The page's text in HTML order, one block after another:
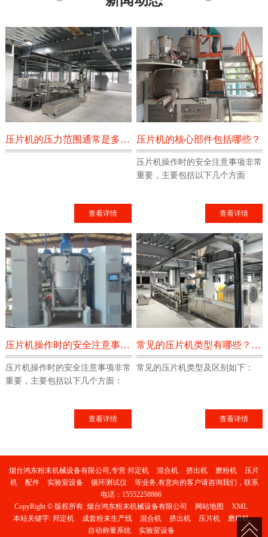
压片机的压力范围通常是多少？
查看详情
压片机的核心部件包括哪些？
压片机操作时的安全注意事项非常
重要，主要包括以下几个方面
查看详情
压片机操作时的安全注意事项有哪些？
压片机操作时的安全注意事项非常
重要，主要包括以下几个方面：
查看详情
常见的压片机类型有哪些？它们的区别是什么？
常见的压片机类型及区别如下：
查看详情
烟台鸿东粉末机械设备有限公司,专营 邦定机 混合机 挤出机 磨粉机
压片
机
配件 实验室设备 循环测试仪
等业务,有意向的客户请咨询我们，联系
电话： 15552258866
CopyRight © 版权所有: 烟台鸿东粉末机械设备有限公司 网站地图
XML
本站关键字: 邦定机 成套粉末生产线 混合机 挤出机 压片机
磨粉机
自动称量系统
实验室设备